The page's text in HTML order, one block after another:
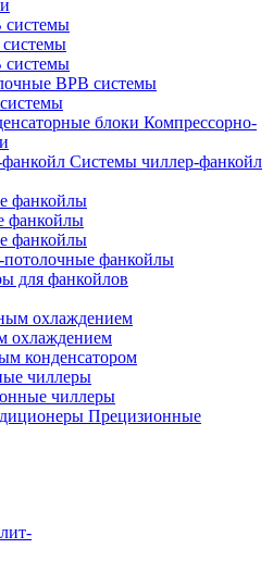
ВРВ системы
Компрессорно-
Системы чиллер-фанкойл
фанкойлы
фанкойлы
фанкойлы
фанкойлы
для фанкойлов
охлаждением
охлаждением
конденсатором
чиллеры
чиллеры
Прецизионные